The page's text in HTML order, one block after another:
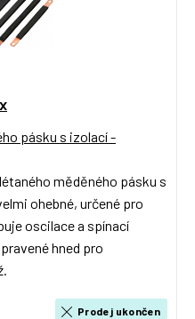
pásku s izolací -
měděného pásku s
ohebné, určené pro
oscilace a spínací
hned pro
Prodej ukončen